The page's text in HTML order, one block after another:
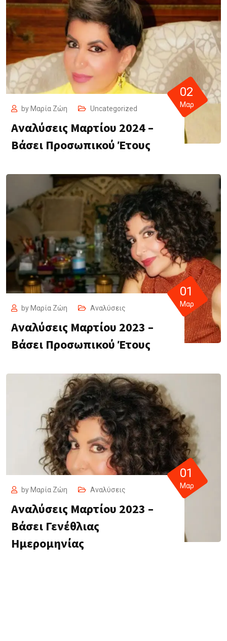
by Μαρία Ζώη Uncategorized
Αναλύσεις Μαρτίου 2024 –
Βάσει Προσωπικού Έτους
02
Μαρ
by Μαρία Ζώη Αναλύσεις
Αναλύσεις Μαρτίου 2023 –
Βάσει Προσωπικού Έτους
01
Μαρ
by Μαρία Ζώη Αναλύσεις
Αναλύσεις Μαρτίου 2023 –
Βάσει Γενέθλιας
Ημερομηνίας
01
Μαρ